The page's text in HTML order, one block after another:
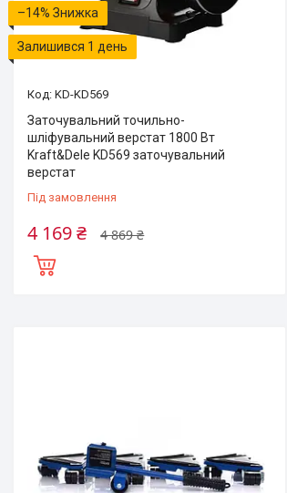
–14%
Залишився 1 день
KD-KD569
Заточувальний точильно-
шліфувальний верстат 1800 Вт
Kraft&Dele KD569 заточувальний
верстат
Під замовлення
4 869 ₴
4 169 ₴